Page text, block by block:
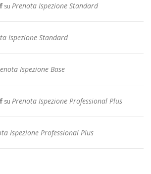
su Prenota Ispezione Standard
Ispezione Standard
Ispezione Base
su Prenota Ispezione Professional Plus
Ispezione Professional Plus